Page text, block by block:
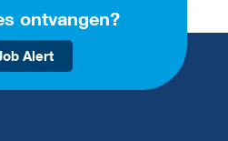
ontvangen?
Alert